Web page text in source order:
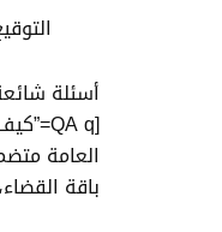
أسئلة
العامة
باقة